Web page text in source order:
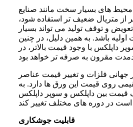
های بسیار سخت مانند صنایع
از متریال ضعیف تر استفاده شود،
و توقف تولید می تواند بسیار
اولیه باشد. به همین دلیل، در چنین
داپلکس با وجود قیمت بالاتر، در
جهانی فلزات و تغییر قیمت عناصر
روی قیمت این ورق ها دارد. به
قیمت بین داپلکس و سوپر داپلکس
قابلیت جوشکاری